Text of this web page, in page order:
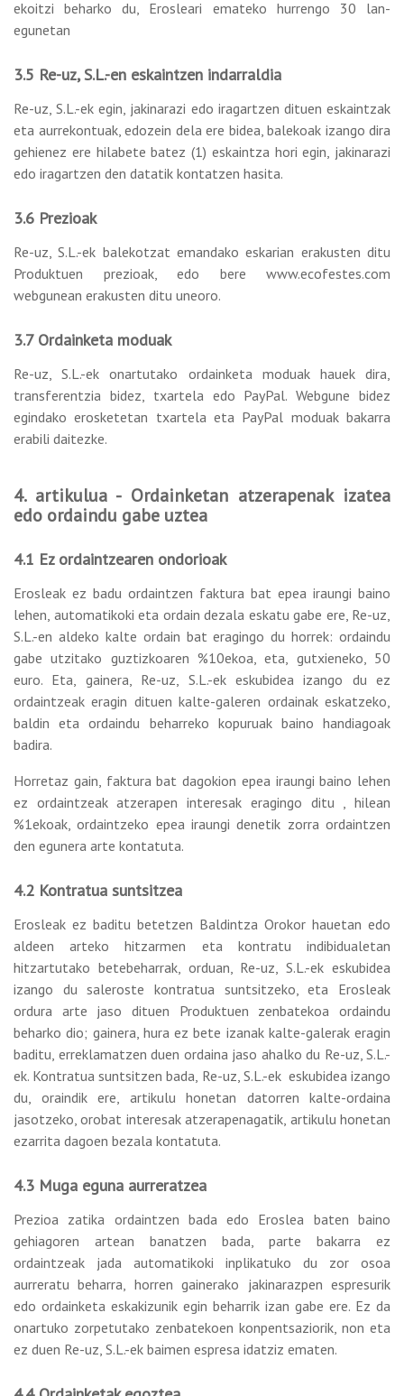
ekoitzi beharko du, Erosleari emateko hurrengo 30 lan-
egunetan
3.5 Re-uz, S.L.-en eskaintzen indarraldia
Re-uz, S.L.-ek egin, jakinarazi edo iragartzen dituen eskaintzak
eta aurrekontuak, edozein dela ere bidea, balekoak izango dira
gehienez ere hilabete batez (1) eskaintza hori egin, jakinarazi
edo iragartzen den datatik kontatzen hasita.
3.6 Prezioak
Re-uz, S.L.-ek balekotzat emandako eskarian erakusten ditu
Produktuen prezioak, edo bere www.ecofestes.com
webgunean erakusten ditu uneoro.
3.7 Ordainketa moduak
Re-uz, S.L.-ek onartutako ordainketa moduak hauek dira,
transferentzia bidez, txartela edo PayPal. Webgune bidez
egindako erosketetan txartela eta PayPal moduak bakarra
erabili daitezke.
4. artikulua - Ordainketan atzerapenak izatea
edo ordaindu gabe uztea
4.1 Ez ordaintzearen ondorioak
Erosleak ez badu ordaintzen faktura bat epea iraungi baino
lehen, automatikoki eta ordain dezala eskatu gabe ere, Re-uz,
S.L.-en aldeko kalte ordain bat eragingo du horrek: ordaindu
gabe utzitako guztizkoaren %10ekoa, eta, gutxieneko, 50
euro. Eta, gainera, Re-uz, S.L.-ek eskubidea izango du ez
ordaintzeak eragin dituen kalte-galeren ordainak eskatzeko,
baldin eta ordaindu beharreko kopuruak baino handiagoak
badira.
Horretaz gain, faktura bat dagokion epea iraungi baino lehen
ez ordaintzeak atzerapen interesak eragingo ditu , hilean
%1ekoak, ordaintzeko epea iraungi denetik zorra ordaintzen
den egunera arte kontatuta.
4.2 Kontratua suntsitzea
Erosleak ez baditu betetzen Baldintza Orokor hauetan edo
aldeen arteko hitzarmen eta kontratu indibidualetan
hitzartutako betebeharrak, orduan, Re-uz, S.L.-ek eskubidea
izango du saleroste kontratua suntsitzeko, eta Erosleak
ordura arte jaso dituen Produktuen zenbatekoa ordaindu
beharko dio; gainera, hura ez bete izanak kalte-galerak eragin
baditu, erreklamatzen duen ordaina jaso ahalko du Re-uz, S.L.-
ek. Kontratua suntsitzen bada, Re-uz, S.L.-ek eskubidea izango
du, oraindik ere, artikulu honetan datorren kalte-ordaina
jasotzeko, orobat interesak atzerapenagatik, artikulu honetan
ezarrita dagoen bezala kontatuta.
4.3 Muga eguna aurreratzea
Prezioa zatika ordaintzen bada edo Eroslea baten baino
gehiagoren artean banatzen bada, parte bakarra ez
ordaintzeak jada automatikoki inplikatuko du zor osoa
aurreratu beharra, horren gainerako jakinarazpen espresurik
edo ordainketa eskakizunik egin beharrik izan gabe ere. Ez da
onartuko zorpetutako zenbatekoen konpentsaziorik, non eta
ez duen Re-uz, S.L.-ek baimen espresa idatziz ematen.